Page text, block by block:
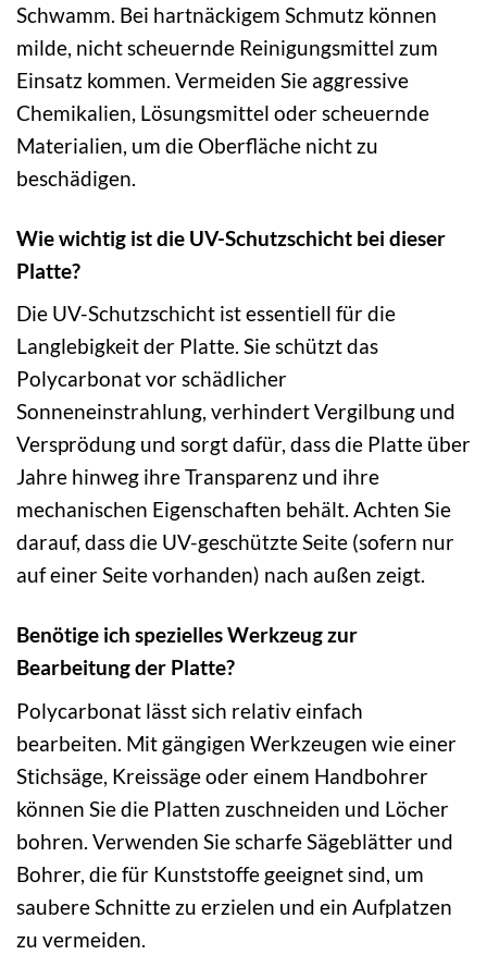
Schwamm. Bei hartnäckigem Schmutz können
milde, nicht scheuernde Reinigungsmittel zum
Einsatz kommen. Vermeiden Sie aggressive
Chemikalien, Lösungsmittel oder scheuernde
Materialien, um die Oberfläche nicht zu
beschädigen.
Wie wichtig ist die UV-Schutzschicht bei dieser
Platte?
Die UV-Schutzschicht ist essentiell für die
Langlebigkeit der Platte. Sie schützt das
Polycarbonat vor schädlicher
Sonneneinstrahlung, verhindert Vergilbung und
Versprödung und sorgt dafür, dass die Platte über
Jahre hinweg ihre Transparenz und ihre
mechanischen Eigenschaften behält. Achten Sie
darauf, dass die UV-geschützte Seite (sofern nur
auf einer Seite vorhanden) nach außen zeigt.
Benötige ich spezielles Werkzeug zur
Bearbeitung der Platte?
Polycarbonat lässt sich relativ einfach
bearbeiten. Mit gängigen Werkzeugen wie einer
Stichsäge, Kreissäge oder einem Handbohrer
können Sie die Platten zuschneiden und Löcher
bohren. Verwenden Sie scharfe Sägeblätter und
Bohrer, die für Kunststoffe geeignet sind, um
saubere Schnitte zu erzielen und ein Aufplatzen
zu vermeiden.